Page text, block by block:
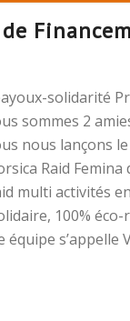
solidarité
sommes 2
nous lançons
Raid Femina
multi activités
100%
équipe s’appelle